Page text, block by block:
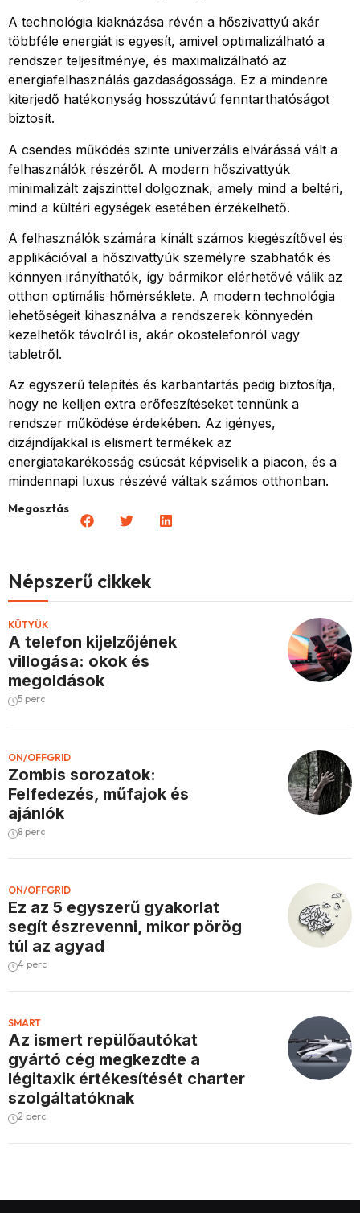
A technológia kiaknázása révén a hőszivattyú akár
többféle energiát is egyesít, amivel optimalizálható a
rendszer teljesítménye, és maximalizálható az
energiafelhasználás gazdaságossága. Ez a mindenre
kiterjedő hatékonyság hosszútávú fenntarthatóságot
biztosít.
A csendes működés szinte univerzális elvárássá vált a
felhasználók részéről. A modern hőszivattyúk
minimalizált zajszinttel dolgoznak, amely mind a beltéri,
mind a kültéri egységek esetében érzékelhető.
A felhasználók számára kínált számos kiegészítővel és
applikációval a hőszivattyúk személyre szabhatók és
könnyen irányíthatók, így bármikor elérhetővé válik az
otthon optimális hőmérséklete. A modern technológia
lehetőségeit kihasználva a rendszerek könnyedén
kezelhetők távolról is, akár okostelefonról vagy
tabletről.
Az egyszerű telepítés és karbantartás pedig biztosítja,
hogy ne kelljen extra erőfeszítéseket tennünk a
rendszer működése érdekében. Az igényes,
dizájndíjakkal is elismert termékek az
energiatakarékosság csúcsát képviselik a piacon, és a
mindennapi luxus részévé váltak számos otthonban.
Megosztás
Népszerű cikkek
KÜTYÜK
A telefon kijelzőjének
villogása: okok és
megoldások
5 perc
ON/OFFGRID
Zombis sorozatok:
Felfedezés, műfajok és
ajánlók
8 perc
ON/OFFGRID
Ez az 5 egyszerű gyakorlat
segít észrevenni, mikor pörög
túl az agyad
4 perc
SMART
Az ismert repülőautókat
gyártó cég megkezdte a
légitaxik értékesítését charter
szolgáltatóknak
2 perc